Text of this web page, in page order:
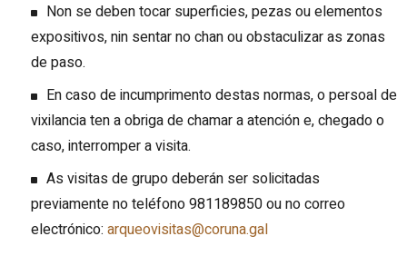
Non se deben tocar superficies, pezas ou elementos
expositivos, nin sentar no chan ou obstaculizar as zonas
de paso.
En caso de incumprimento destas normas, o persoal de
vixilancia ten a obriga de chamar a atención e, chegado o
caso, interromper a visita.
As visitas de grupo deberán ser solicitadas
previamente no teléfono 981189850 ou no correo
electrónico: arqueovisitas@coruna.gal